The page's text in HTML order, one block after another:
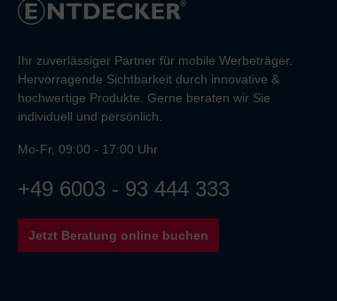
Ihr zuverlässiger Partner für mobile Werbeträger.
Hervorragende Sichtbarkeit durch innovative &
hochwertige Produkte. Gerne beraten wir Sie
individuell und persönlich.
Mo-Fr, 09:00 - 17:00 Uhr
+49 6003 - 93 444 333
Jetzt Beratung online buchen